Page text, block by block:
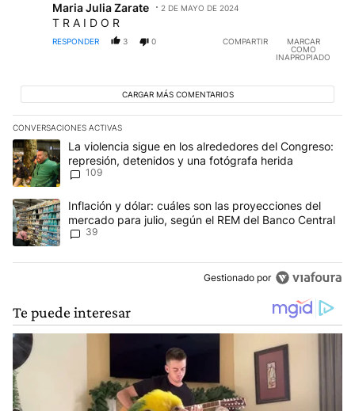
Maria Julia Zarate 2 DE MAYO DE 2024
T R A I D O R
RESPONDER 3 0 COMPARTIR
MARCAR
COMO
INAPROPIADO
CARGAR MÁS COMENTARIOS
CONVERSACIONES ACTIVAS
Este listado muestra los artículos con más comentarios en los
Un artículo de tendencia con el título "La violencia sigue en los
La violencia sigue en los alrededores del Congreso:
represión, detenidos y una fotógrafa herida
109
Un artículo de tendencia con el título "Inflación y dólar: cuáles
Inflación y dólar: cuáles son las proyecciones del
mercado para julio, según el REM del Banco Central
39
Gestionado por